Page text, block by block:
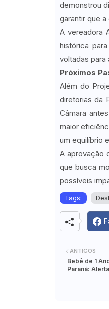
demonstrou
garantir que
A vereadora
histórica
voltadas para
Próximos
Além do
diretorias da
Câmara
maior
um equilíbrio
A aprovação
que busca
possíveis
Tags:
ANTIGOS
Bebê de 1
Paraná: